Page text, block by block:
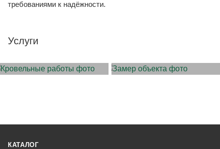
требованиями к надёжности.
Услуги
КАТАЛОГ